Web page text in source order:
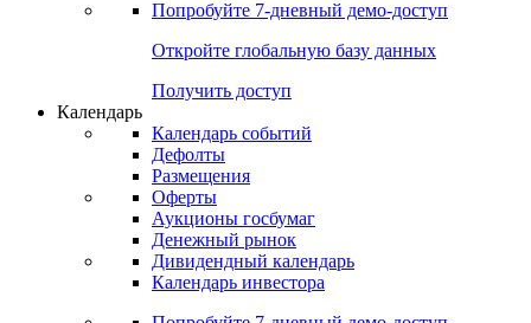
Попробуйте 7-дневный демо-доступ
Откройте глобальную базу данных
Получить доступ
Календарь
Календарь событий
Дефолты
Размещения
Оферты
Аукционы госбумаг
Денежный рынок
Дивидендный календарь
Календарь инвестора